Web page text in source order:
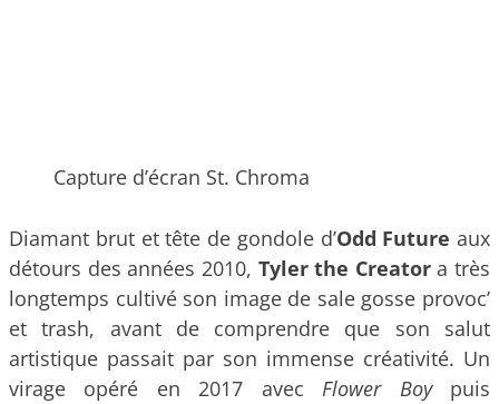
Capture d’écran St. Chroma
Diamant brut et tête de gondole d’Odd Future aux
détours des années 2010, Tyler the Creatora très
longtemps cultivé son image de sale gosse provoc’
et trash, avant de comprendre que son salut
artistique passait par son immense créativité. Un
virage opéré en 2017 avecFlower Boypuis